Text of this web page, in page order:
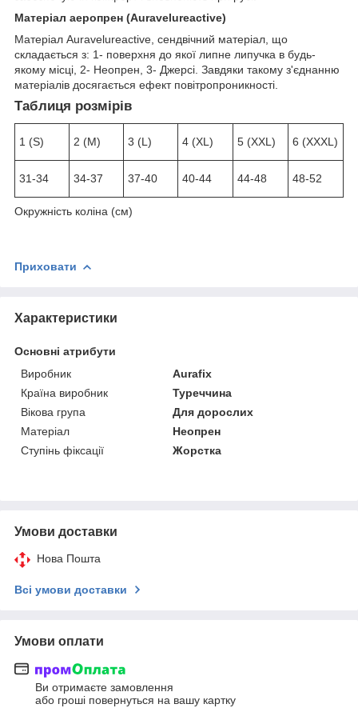
Матеріал аеропрен (Auravelureactive)
Матеріал Auravelureactive, сендвічний матеріал, що
складається з: 1- поверхня до якої липне липучка в будь-
якому місці, 2- Неопрен, 3- Джерсі. Завдяки такому з'єднанню
матеріалів досягається ефект повітропроникності.
Таблиця розмірів
1 (S) 2 (M) 3 (L) 4 (XL) 5 (XXL) 6 (XXXL)
31-34 34-37 37-40 40-44 44-48 48-52
Окружність коліна (см)
Приховати
Характеристики
Основні атрибути
Виробник
Aurafix
Країна виробник
Туреччина
Вікова група
Для дорослих
Матеріал
Неопрен
Ступінь фіксації
Жорстка
Умови доставки
Нова Пошта
Всі умови доставки
Умови оплати
Ви отримаєте замовлення
або гроші повернуться на вашу картку